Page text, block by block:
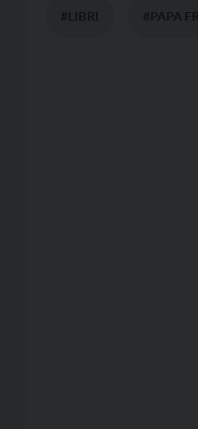
#LIBRI #PAPA